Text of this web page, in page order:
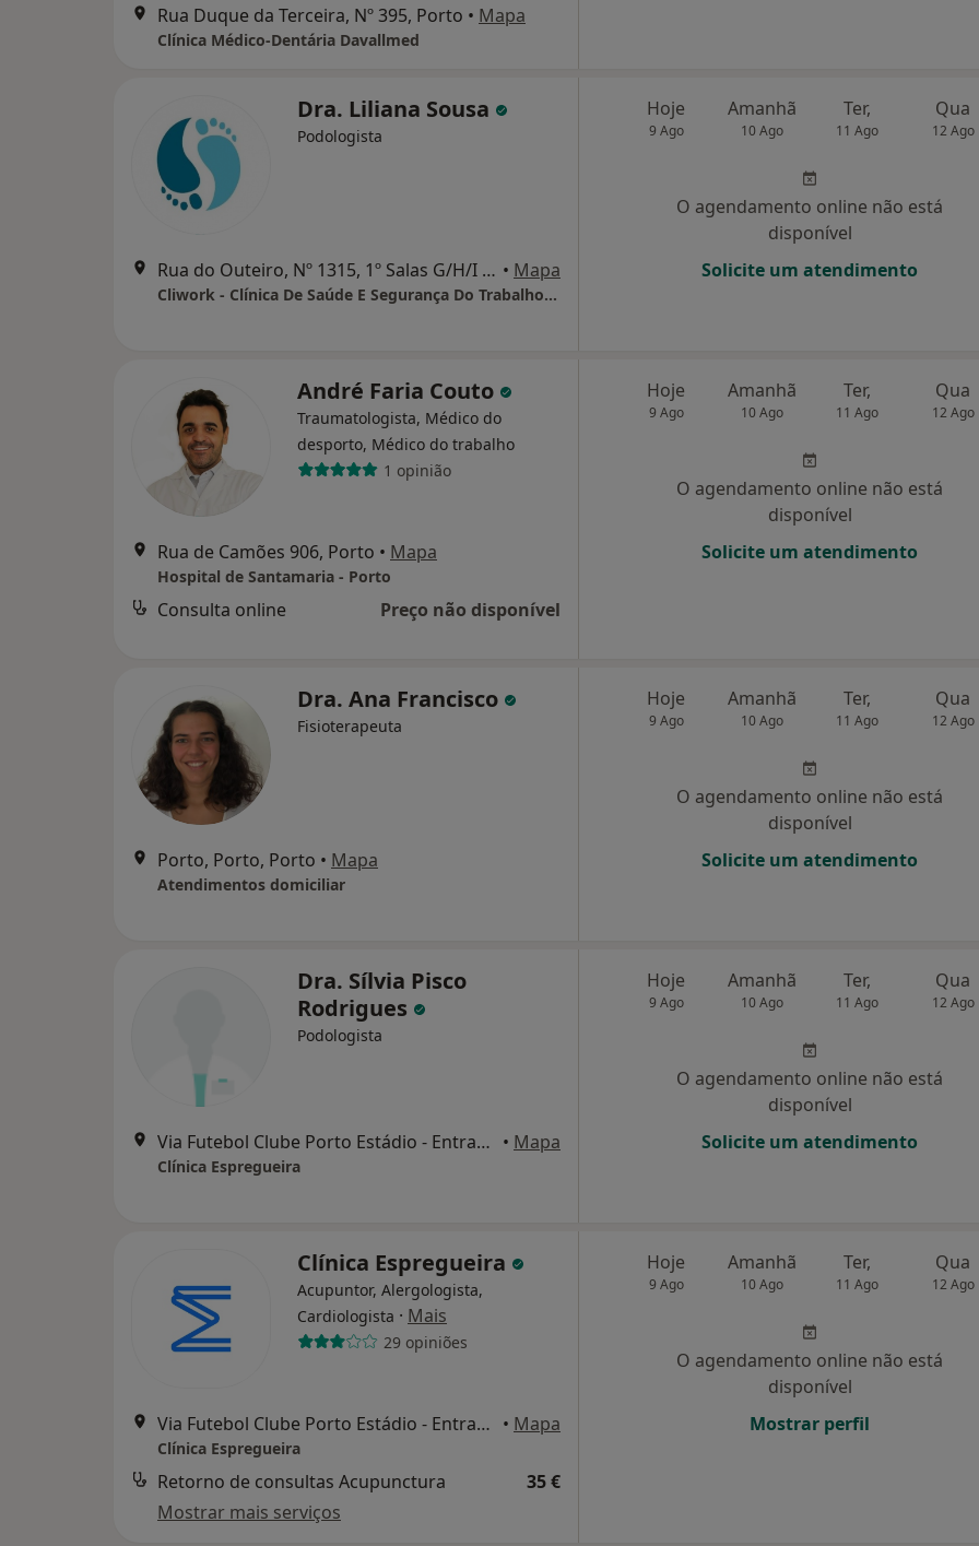
Rua Duque da Terceira, Nº 395, Porto • Mapa
Clínica Médico-Dentária Davallmed
Dra. Liliana Sousa
Podologista
Rua do Outeiro, Nº 1315, 1º Salas G/H/I - Moreira, Maia • Mapa
Cliwork - Clínica De Saúde E Segurança Do Trabalho Lda
Hoje
9 Ago
Amanhã
10 Ago
Ter,
11 Ago
Qua
12 Ago
O agendamento online não está
disponível
Solicite um atendimento
André Faria Couto
Traumatologista, Médico do
desporto, Médico do trabalho
1 opinião
Rua de Camões 906, Porto • Mapa
Hospital de Santamaria - Porto
Consulta online Preço não disponível
Hoje
9 Ago
Amanhã
10 Ago
Ter,
11 Ago
Qua
12 Ago
O agendamento online não está
disponível
Solicite um atendimento
Dra. Ana Francisco
Fisioterapeuta
Porto, Porto, Porto • Mapa
Atendimentos domiciliar
Hoje
9 Ago
Amanhã
10 Ago
Ter,
11 Ago
Qua
12 Ago
O agendamento online não está
disponível
Solicite um atendimento
Dra. Sílvia Pisco
Rodrigues
Podologista
Via Futebol Clube Porto Estádio - Entrada Nascente, piso -3, Porto • Mapa
Clínica Espregueira
Hoje
9 Ago
Amanhã
10 Ago
Ter,
11 Ago
Qua
12 Ago
O agendamento online não está
disponível
Solicite um atendimento
Clínica Espregueira
Acupuntor, Alergologista,
Cardiologista · Mais
29 opiniões
Via Futebol Clube Porto Estádio - Entrada Nascente, piso -3, Porto • Mapa
Clínica Espregueira
Retorno de consultas Acupunctura
35 €
Mostrar mais serviços
Hoje
9 Ago
Amanhã
10 Ago
Ter,
11 Ago
Qua
12 Ago
O agendamento online não está
disponível
Mostrar perfil